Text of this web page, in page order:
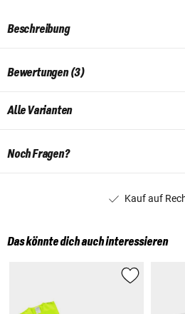
Beschreibung
Bewertungen (3)
Alle Varianten
Noch Fragen?
Kauf auf
Das könnte dich auch interessieren